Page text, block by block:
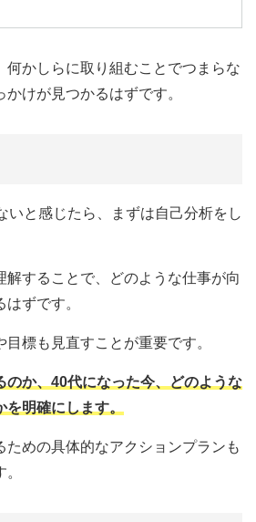
何かしらに取り組むことでつまらな
けが見つかるはずです。
いと感じたら、まずは自己分析をし
解することで、どのような仕事が向
ずです。
標も見直すことが重要です。
のか、40代になった今、どのような
明確にします。
ための具体的なアクションプランも